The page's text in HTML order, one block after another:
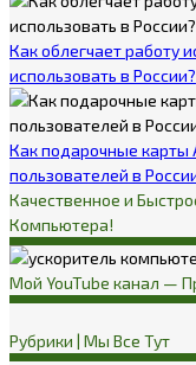
Как облегчает работу
использовать в России?
Как подарочные
пользователей в
Качественное и
Компьютера!
Мой YouTube канал —
Рубрики | Мы Все Тут